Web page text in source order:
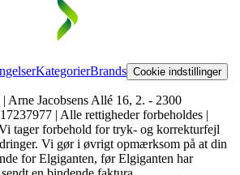
KategorierBrands Cookie indstillinger
Arne Jacobsens Allé 16, 2. - 2300
| Alle rettigheder forbeholdes |
tager forbehold for tryk- og korrekturfejl
Vi gør i øvrigt opmærksom på at din
for Elgiganten, før Elgiganten har